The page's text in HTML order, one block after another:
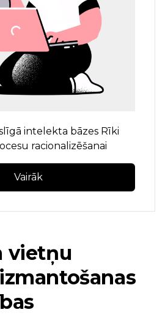
intelekta bāzesRīki
racionalizēšanai
Vairāk
vietņu